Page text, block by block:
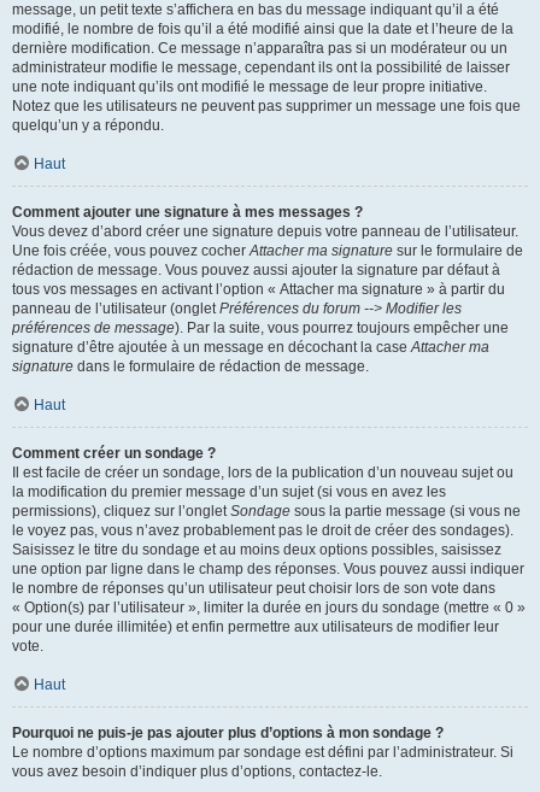
message, un petit texte s’affichera en bas du message indiquant qu’il a été
modifié, le nombre de fois qu’il a été modifié ainsi que la date et l’heure de la
dernière modification. Ce message n’apparaîtra pas si un modérateur ou un
administrateur modifie le message, cependant ils ont la possibilité de laisser
une note indiquant qu’ils ont modifié le message de leur propre initiative.
Notez que les utilisateurs ne peuvent pas supprimer un message une fois que
quelqu’un y a répondu.
Haut
Comment ajouter une signature à mes messages ?
Vous devez d’abord créer une signature depuis votre panneau de l’utilisateur.
Une fois créée, vous pouvez cocherAttacher ma signature sur le formulaire de
rédaction de message. Vous pouvez aussi ajouter la signature par défaut à
tous vos messages en activant l’option « Attacher ma signature » à partir du
panneau de l’utilisateur (ongletPréférences du forum --> Modifier les
préférences de message). Par la suite, vous pourrez toujours empêcher une
signature d’être ajoutée à un message en décochant la caseAttacher ma
signature dans le formulaire de rédaction de message.
Haut
Comment créer un sondage ?
Il est facile de créer un sondage, lors de la publication d’un nouveau sujet ou
la modification du premier message d’un sujet (si vous en avez les
permissions), cliquez sur l’ongletSondage sous la partie message (si vous ne
le voyez pas, vous n’avez probablement pas le droit de créer des sondages).
Saisissez le titre du sondage et au moins deux options possibles, saisissez
une option par ligne dans le champ des réponses. Vous pouvez aussi indiquer
le nombre de réponses qu’un utilisateur peut choisir lors de son vote dans
« Option(s) par l’utilisateur », limiter la durée en jours du sondage (mettre « 0 »
pour une durée illimitée) et enfin permettre aux utilisateurs de modifier leur
vote.
Haut
Pourquoi ne puis-je pas ajouter plus d’options à mon sondage ?
Le nombre d’options maximum par sondage est défini par l’administrateur. Si
vous avez besoin d’indiquer plus d’options, contactez-le.